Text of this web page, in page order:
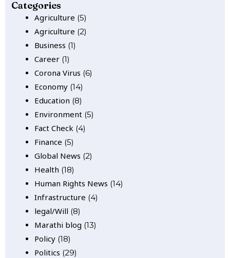
Categories
Agriculture (5)
Agriculture (2)
Business (1)
Career (1)
Corona Virus (6)
Economy (14)
Education (8)
Environment (5)
Fact Check (4)
Finance (5)
Global News (2)
Health (18)
Human Rights News (14)
Infrastructure (4)
legal/Will (8)
Marathi blog (13)
Policy (18)
Politics (29)